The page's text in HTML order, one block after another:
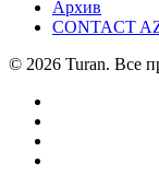
Архив
CONTACT
© 2026 Turan. Все